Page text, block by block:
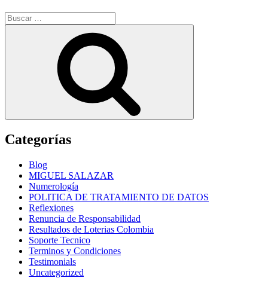
Buscar
por:
Categorías
Blog
MIGUEL SALAZAR
Numerología
POLITICA DE TRATAMIENTO DE DATOS
Reflexiones
Renuncia de Responsabilidad
Resultados de Loterias Colombia
Soporte Tecnico
Terminos y Condiciones
Testimonials
Uncategorized